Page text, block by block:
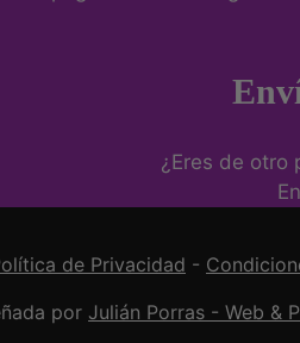
¿Eres de otro
de Privacidad -
por Julián Porras - Web &